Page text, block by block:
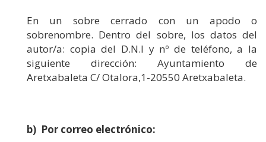
En un sobre cerrado con un apodo o
sobrenombre. Dentro del sobre, los datos del
autor/a: copia del D.N.I y nº de teléfono, a la
siguiente dirección: Ayuntamiento de
Aretxabaleta C/ Otalora,1-20550 Aretxabaleta.
b) Por correo electrónico: